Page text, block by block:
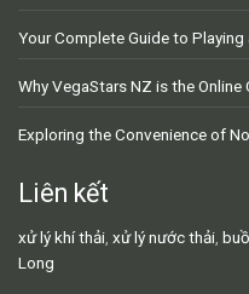
Your Complete Guide to
Why VegaStars NZ is the Online
Exploring the Convenience of
Liên kết
xử lý khí thải xử lý nước thải
Long